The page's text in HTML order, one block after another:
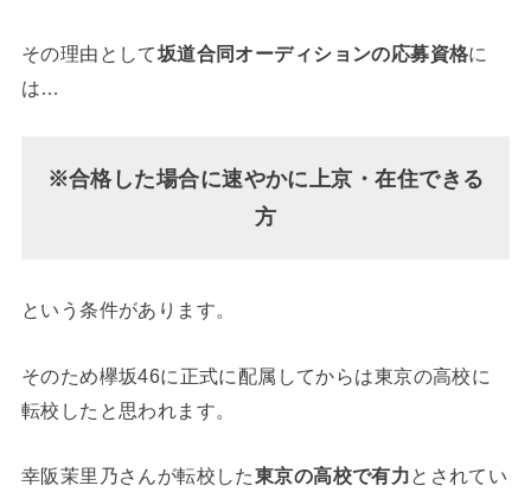
その理由として坂道合同オーディションの応募資格に
は…
※合格した場合に速やかに上京・在住できる
方
という条件があります。
そのため欅坂46に正式に配属してからは東京の高校に
転校したと思われます。
幸阪茉里乃さんが転校した東京の高校で有力とされてい